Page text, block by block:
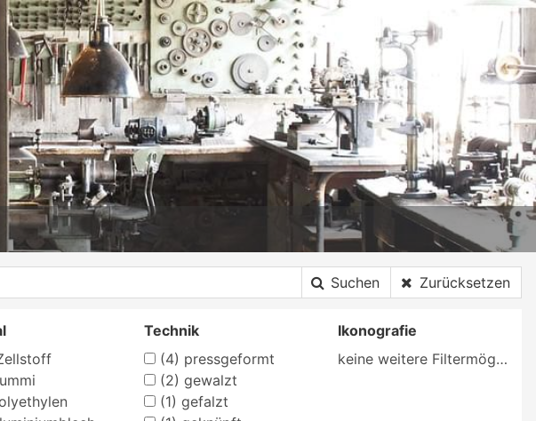
Suchen Zurücksetzen
Technik
(4) pressgeformt
(2) gewalzt
(1) gefalzt
Ikonografie
keine weitere Filtermöglichkeit